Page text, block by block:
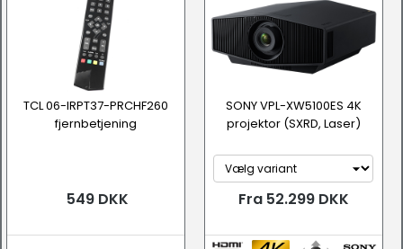
TCL 06-IRPT37-PRCHF260
fjernbetjening
549 DKK
SONY VPL-XW5100ES 4K
projektor (SXRD, Laser)
Fra 52.299 DKK